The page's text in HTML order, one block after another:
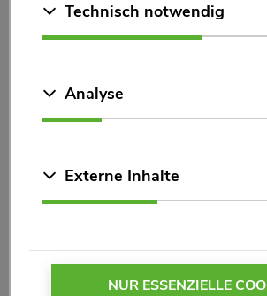
Technisch notwendig
Analyse
Externe Inhalte
NUR ESSENZIELLE